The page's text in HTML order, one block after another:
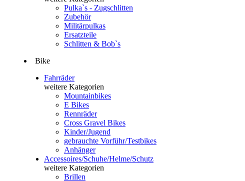
Pulka`s - Zugschlitten
Zubehör
Militärpulkas
Ersatzteile
Schlitten & Bob`s
Bike
Fahrräder
weitere Kategorien
Mountainbikes
E Bikes
Rennräder
Cross Gravel Bikes
Kinder/Jugend
gebrauchte Vorführ/Testbikes
Anhänger
Accessoires/Schuhe/Helme/Schutz
weitere Kategorien
Brillen